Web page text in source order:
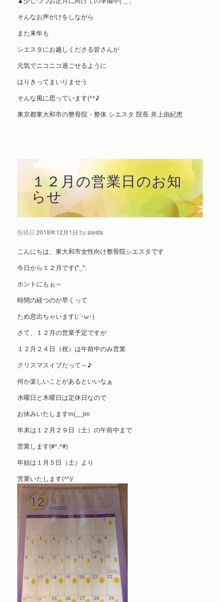
そんなお声がけをしながら
また来年も
シエスタにお越しくださる皆さんが
元気でニコニコ過ごせるように
はりきってまいりませう
そんな風に思っています(^^♪
東京都東大和市の整骨院・整体 シエスタ 院長 井上由紀恵
１２月の営業日のお知
らせ
投稿日 2018年12月1日 bysiesta
こんにちは、東大和市女性向け整骨院シエスタです
今日から１２月です(*_*;
ホントにもぉ～
時間の経つのが早くって
ため息出ちゃいます(;´･ω･)
さて、１２月の営業予定ですが
１２月２４日（祝）は午前中のみ営業
クリスマスイブだって～♪
何か楽しいことがあるといいなぁ
水曜日と木曜日は定休日なので
お休みいたしますm(__)m
年末は１２月２９日（土）の午前中まで
営業します(#^.^#)
年始は１月５日（土）より
営業いたします(^^)/